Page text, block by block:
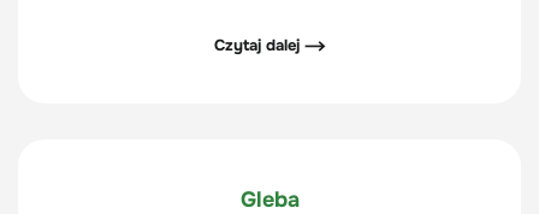
Czytaj dalej ⟶
Gleba